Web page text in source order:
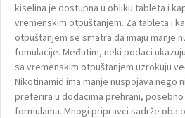
kiselina je dostupna u obliku tableta i
vremenskim otpuštanjem. Za tableta i
otpuštanjem se smatra da imaju manje
fomulacije. Međutim, neki podaci
sa vremenskim otpuštanjem uzrokuju
Nikotinamid ima manje nuspojava nego
preferira u dodacima prehrani,
formulama. Mnogi pripravci sadrže oba